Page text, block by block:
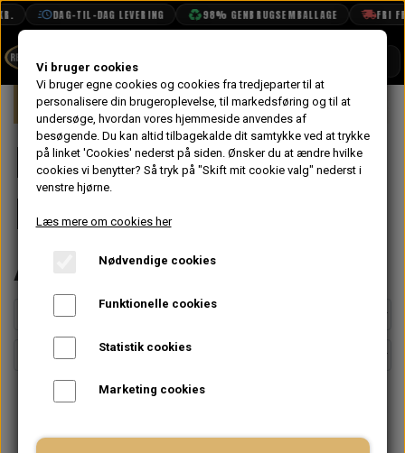
DAG-TIL-DAG LEVERING 98% GENBRUGSEMBALLAGE FRI
BOOK TID
PROJEKTER
TEKNISK DATA
VANDPOLERING
Forside Mini Olie, Filtre & Brændstof Tilsætning
Brændstof,
Karburator &
Additiver
Vi bruger cookies
Vi bruger egne cookies og cookies fra tredjeparter til at
personalisere din brugeroplevelse, til markedsføring og til at
undersøge, hvordan vores hjemmeside anvendes af
besøgende. Du kan altid tilbagekalde dit samtykke ved at trykke
på linket 'Cookies' nederst på siden. Ønsker du at ændre hvilke
cookies vi benytter? Så tryk på "Skift mit cookie valg" nederst i
venstre hjørne.
Læs mere om cookies her
Nødvendige cookies
Funktionelle cookies
Statistik cookies
Marketing cookies